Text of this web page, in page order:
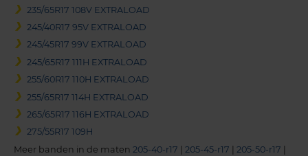
235/65R17 108V EXTRALOAD
245/40R17 95V EXTRALOAD
245/45R17 99V EXTRALOAD
245/65R17 111H EXTRALOAD
255/60R17 110H EXTRALOAD
255/65R17 114H EXTRALOAD
265/65R17 116H EXTRALOAD
275/55R17 109H
Meer banden in de maten 205-40-r17 | 205-45-r17 | 205-50-r17 |